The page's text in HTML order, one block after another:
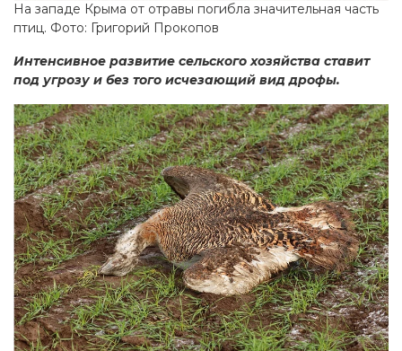
На западе Крыма от отравы погибла значительная часть
птиц. Фото: Григорий Прокопов
Интенсивное развитие сельского хозяйства ставит
под угрозу и без того исчезающий вид дрофы.